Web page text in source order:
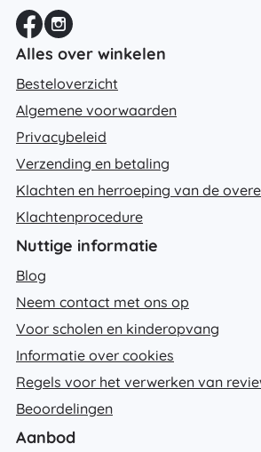
Alles over winkelen
Besteloverzicht
Algemene voorwaarden
Privacybeleid
Verzending en betaling
Klachten en herroeping van de
Klachtenprocedure
Nuttige informatie
Blog
Neem contact met ons op
Voor scholen en kinderopvang
Informatie over cookies
Regels voor het verwerken van
Beoordelingen
Aanbod